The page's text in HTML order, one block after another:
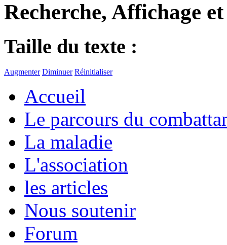
Recherche, Affichage
Taille du texte :
Augmenter Diminuer Réinitialiser
Accueil
Le parcours du
La maladie
L'association
les articles
Nous soutenir
Forum